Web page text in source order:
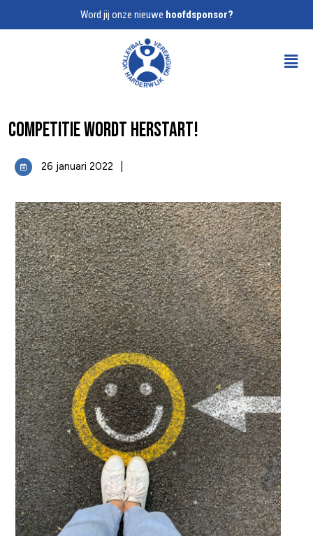
Word jij onze nieuwe hoofdsponsor?
Competitie wordt herstart!
26 januari 2022